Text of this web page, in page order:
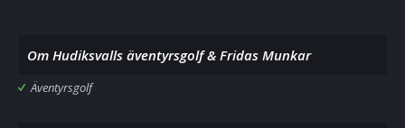
Om Hudiksvalls äventyrsgolf & Fridas Munkar
Äventyrsgolf